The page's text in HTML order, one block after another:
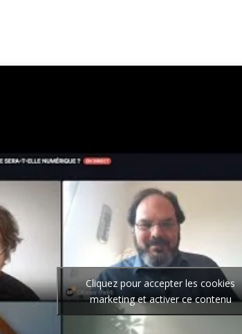
Cliquez pour accepter les cookies
marketing et activer ce contenu